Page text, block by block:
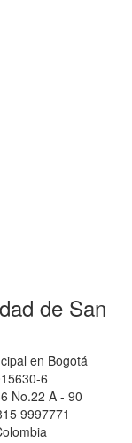
de San
en Bogotá
6
No.22 A - 90
9997771